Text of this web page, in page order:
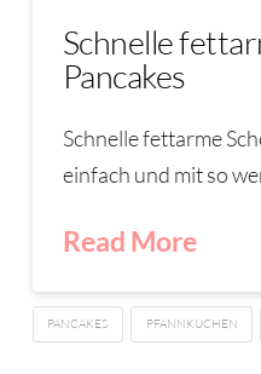
Schnelle
Pancakes
Schnelle fettarme
einfach und mit so
Read More
PANCAKES PFANNKUCHEN